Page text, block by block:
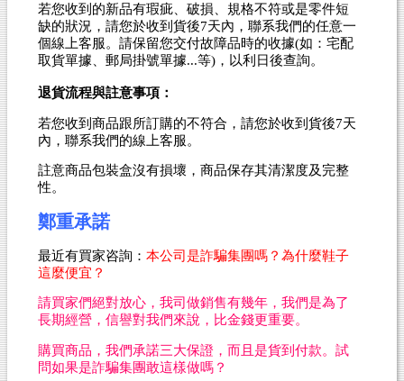
若您收到的新品有瑕疵、破損、規格不符或是零件短
缺的狀況，請您於收到貨後7天內，聯系我們的任意一
個線上客服。請保留您交付故障品時的收據(如：宅配
取貨單據、郵局掛號單據...等)，以利日後查詢。
退貨流程與註意事項：
若您收到商品跟所訂購的不符合，請您於收到貨後7天
內，聯系我們的線上客服。
註意商品包裝盒沒有損壞，商品保存其清潔度及完整
性。
鄭重承諾
最近有買家咨詢： 本公司是詐騙集團嗎？為什麼鞋子
這麼便宜？
請買家們絕對放心，我司做銷售有幾年，我們是為了
長期經營，信譽對我們來說，比金錢更重要。
購買商品，我們承諾三大保證，而且是貨到付款。試
問如果是詐騙集團敢這樣做嗎？